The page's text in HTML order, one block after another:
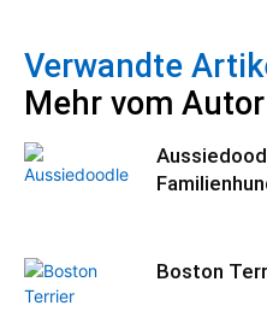
Verwandte
Mehr vom Autor
Boston